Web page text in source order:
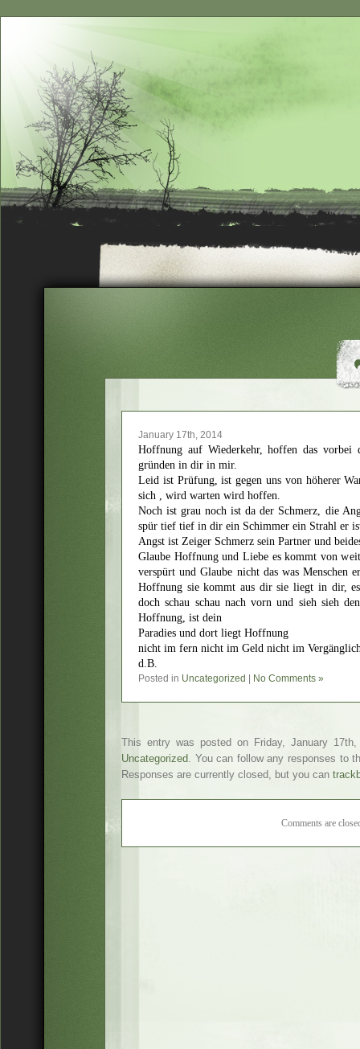
January 17th, 2014
Hoffnung auf Wiederkehr, hoffen das
gründen in dir in mir.
Leid ist Prüfung, ist gegen uns von höherer
sich , wird warten wird hoffen.
Noch ist grau noch ist da der Schmerz, die
spür tief tief in dir ein Schimmer ein Strahl er
Angst ist Zeiger Schmerz sein Partner und
Glaube Hoffnung und Liebe es kommt von
verspürt und Glaube nicht das was Menschen
Hoffnung sie kommt aus dir sie liegt in dir,
doch schau schau nach vorn und sieh sieh
Hoffnung, ist dein
Paradies und dort liegt Hoffnung
nicht im fern nicht im Geld nicht im
d.B.
Posted in Uncategorized No Comments »
This entry was posted on Friday, January
Uncategorized. You can follow any responses to
Responses are currently closed, but you can
Comments are